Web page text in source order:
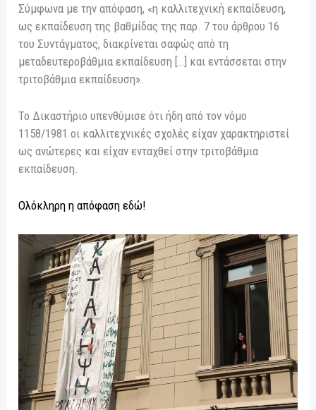
Σύμφωνα με την απόφαση, «η καλλιτεχνική εκπαίδευση,
ως εκπαίδευση της βαθμίδας της παρ. 7 του άρθρου 16
του Συντάγματος, διακρίνεται σαφώς από τη
μεταδευτεροβάθμια εκπαίδευση […] και εντάσσεται στην
τριτοβάθμια εκπαίδευση».
Το Δικαστήριο υπενθύμισε ότι ήδη από τον νόμο
1158/1981 οι καλλιτεχνικές σχολές είχαν χαρακτηριστεί
ως ανώτερες και είχαν ενταχθεί στην τριτοβάθμια
εκπαίδευση.
Ολόκληρη η απόφαση εδώ!